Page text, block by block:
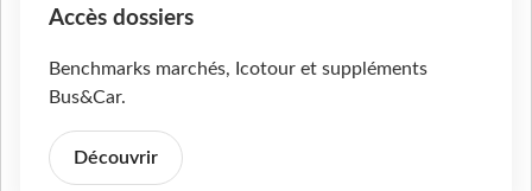
Accès dossiers
Benchmarks marchés, Icotour et suppléments
Bus&Car.
Découvrir